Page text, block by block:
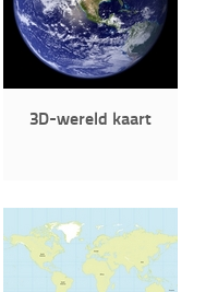
3D-wereld kaart